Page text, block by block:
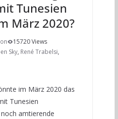
Tunesien
März 2020?
15720 Views
Sky, René Trabelsi,
im März 2020 das
Tunesien
amtierende